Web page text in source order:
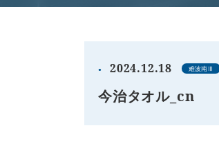
2024.12.18 难波南Ⅲ
今治タオル_cn